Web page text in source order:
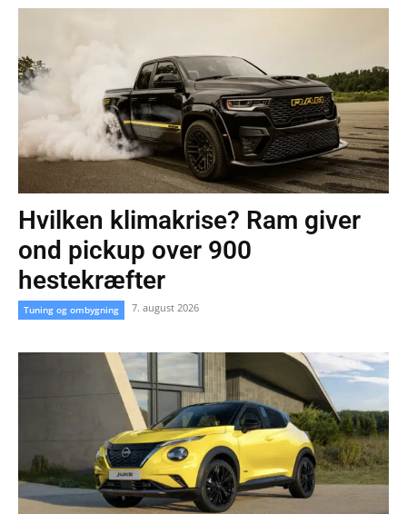
Hvilken klimakrise? Ram giver
ond pickup over 900
hestekræfter
Tuning og ombygning 7. august 2026